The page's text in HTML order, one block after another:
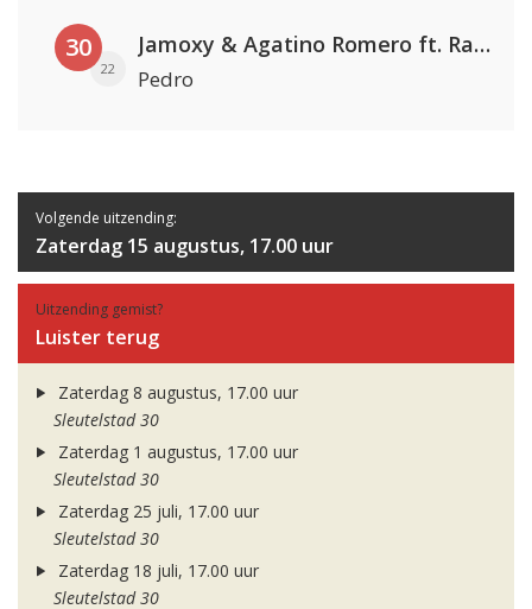
30
22
Jamoxy & Agatino Romero ft. Raffaella Carrà
Pedro
Volgende uitzending:
Zaterdag 15 augustus, 17.00 uur
Uitzending gemist?
Luister terug
Zaterdag 8 augustus, 17.00 uur
Sleutelstad 30
Zaterdag 1 augustus, 17.00 uur
Sleutelstad 30
Zaterdag 25 juli, 17.00 uur
Sleutelstad 30
Zaterdag 18 juli, 17.00 uur
Sleutelstad 30